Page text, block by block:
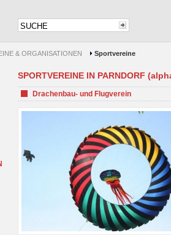
& ORGANISATIONEN Sportvereine
SPORTVEREINE IN PARNDORF
Drachenbau- und Flugverein